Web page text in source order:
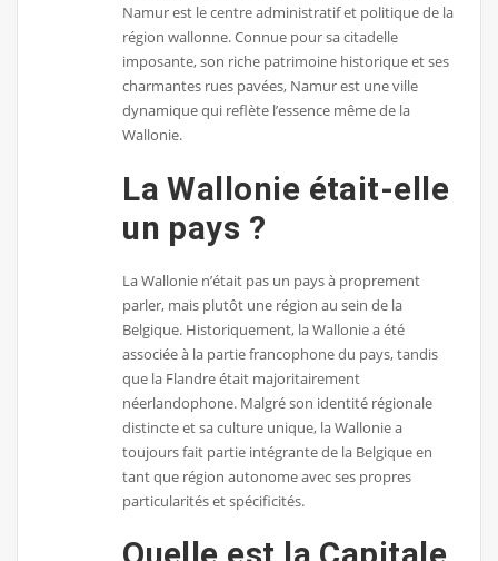
Namur est le centre administratif et politique de la
région wallonne. Connue pour sa citadelle
imposante, son riche patrimoine historique et ses
charmantes rues pavées, Namur est une ville
dynamique qui reflète l’essence même de la
Wallonie.
La Wallonie était-elle
un pays ?
La Wallonie n’était pas un pays à proprement
parler, mais plutôt une région au sein de la
Belgique. Historiquement, la Wallonie a été
associée à la partie francophone du pays, tandis
que la Flandre était majoritairement
néerlandophone. Malgré son identité régionale
distincte et sa culture unique, la Wallonie a
toujours fait partie intégrante de la Belgique en
tant que région autonome avec ses propres
particularités et spécificités.